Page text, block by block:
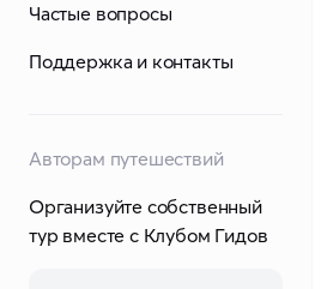
Частые вопросы
Поддержка и контакты
Авторам путешествий
Организуйте собственный
тур вместе с Клубом Гидов